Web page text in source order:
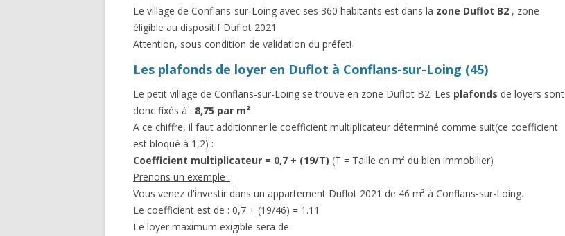
Le village de Conflans-sur-Loing avec ses 360 habitants est dans la zone Duflot B2 , zone
éligible au dispositif Duflot 2021
Attention, sous condition de validation du préfet!
Les plafonds de loyer en Duflot à Conflans-sur-Loing (45)
Le petit village de Conflans-sur-Loing se trouve en zone Duflot B2. Les plafonds de loyers sont
donc fixés à : 8,75 par m²
A ce chiffre, il faut additionner le coefficient multiplicateur déterminé comme suit(ce coefficient
est bloqué à 1,2) :
Coefficient multiplicateur = 0,7 + (19/T) (T = Taille en m² du bien immobilier)
Prenons un exemple :
Vous venez d'investir dans un appartement Duflot 2021 de 46 m² à Conflans-sur-Loing.
Le coefficient est de : 0,7 + (19/46) = 1.11
Le loyer maximum exigible sera de :